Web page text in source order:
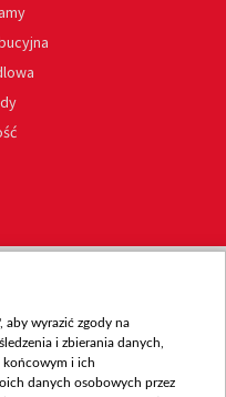
aby wyrazić zgody na
i zbierania danych,
końcowym i ich
danych osobowych przez